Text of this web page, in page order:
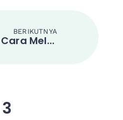
BERIKUTNYA
Cara Melakukan Streaming Langsung di TikTok: Panduan Utama